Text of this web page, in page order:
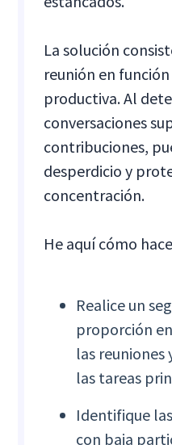
La solución
reunión en
productiva. Al
conversaciones
contribuciones,
desperdicio y
concentración.
He aquí cómo
Realice un
proporción
las
las tareas
Identifique
con baja